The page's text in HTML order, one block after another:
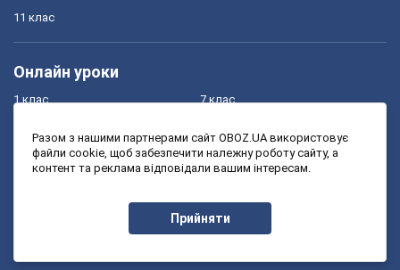
11 клас
Онлайн уроки
1 клас
3 клас
7 клас
9 клас
Разом з нашими партнерами сайт OBOZ.UA використовує
файли cookie, щоб забезпечити належну роботу сайту, а
контент та реклама відповідали вашим інтересам.
Прийняти